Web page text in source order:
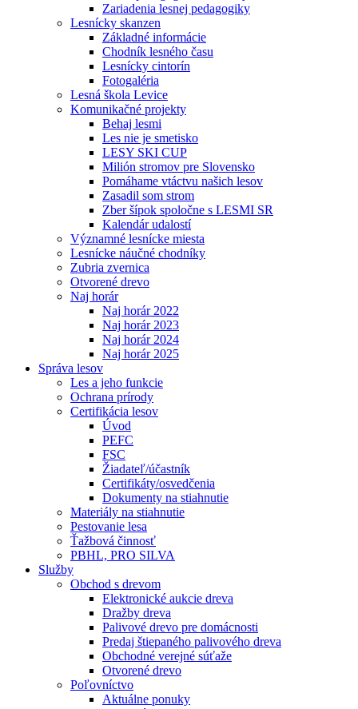
Zariadenia lesnej pedagogiky
Lesnícky skanzen
Základné informácie
Chodník lesného času
Lesnícky cintorín
Fotogaléria
Lesná škola Levice
Komunikačné projekty
Behaj lesmi
Les nie je smetisko
LESY SKI CUP
Milión stromov pre Slovensko
Pomáhame vtáctvu našich lesov
Zasadil som strom
Zber šípok spoločne s LESMI SR
Kalendár udalostí
Významné lesnícke miesta
Lesnícke náučné chodníky
Zubria zvernica
Otvorené drevo
Naj horár
Naj horár 2022
Naj horár 2023
Naj horár 2024
Naj horár 2025
Správa lesov
Les a jeho funkcie
Ochrana prírody
Certifikácia lesov
Úvod
PEFC
FSC
Žiadateľ/účastník
Certifikáty/osvedčenia
Dokumenty na stiahnutie
Materiály na stiahnutie
Pestovanie lesa
Ťažbová činnosť
PBHL, PRO SILVA
Služby
Obchod s drevom
Elektronické aukcie dreva
Dražby dreva
Palivové drevo pre domácnosti
Predaj štiepaného palivového dreva
Obchodné verejné súťaže
Otvorené drevo
Poľovníctvo
Aktuálne ponuky